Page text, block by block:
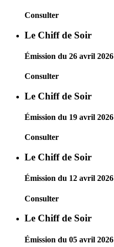
Consulter
Le Chiff de Soir
Émission du 26 avril 2026
Consulter
Le Chiff de Soir
Émission du 19 avril 2026
Consulter
Le Chiff de Soir
Émission du 12 avril 2026
Consulter
Le Chiff de Soir
Émission du 05 avril 2026